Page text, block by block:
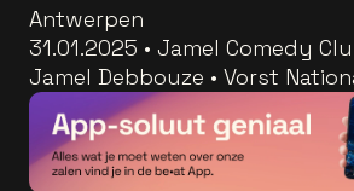
Antwerpen
31.01.2025 • Jamel Comedy
Jamel Debbouze • Vorst